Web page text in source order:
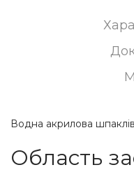
Водна акрилова
Область